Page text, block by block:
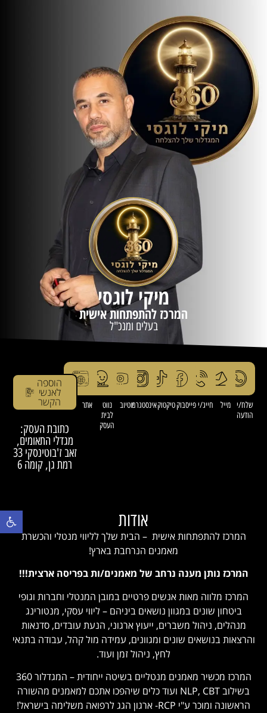
מיקי לוגסי
המרכז להתפתחות אישית
בעלים ומנכ"ל
שלח/י
הודעה
מייל חייג/י פייסבוקטיקטוקאינסטגרםיוטיוב
נווט
לבית
העסק
אתר
הוספה
לאנשי
הקשר
כתובת העסק:
מגדלי התאומים,
זאב ז'בוטינסקי 33
רמת גן, קומה 6
אודות
המרכז להתפתחות אישית – הבית שלך לליווי מנטלי והכשרת
מאמנים הנרחבת בארץ!
המרכז נותן מענה נרחב של מאמנים/ות בפריסה ארצית!!!
המרכז מלווה מאות אנשים פרטיים במובן המנטלי וחברות וגופי
ביטחון שונים במגוון נושאים ביניהם – ליווי עסקי, מנטורינג
מנהלים, ניהול משברים, ייעוץ ארגוני, הנעת עובדים, סדנאות
והרצאות בנושאים שונים ומגוונים, עמידה מול קהל, עבודה בתנאי
לחץ, ניהול זמן ועוד.
המרכז מכשיר מאמנים מנטליים בשיטה ייחודית – המגדלור 360
בשילוב NLP, CBT ועוד כלים שיהפכו אתכם למאמנים מהשורה
הראשונה ומוכר ע"י RCP- ארגון הגג לרפואה משלימה בישראל!
פתח